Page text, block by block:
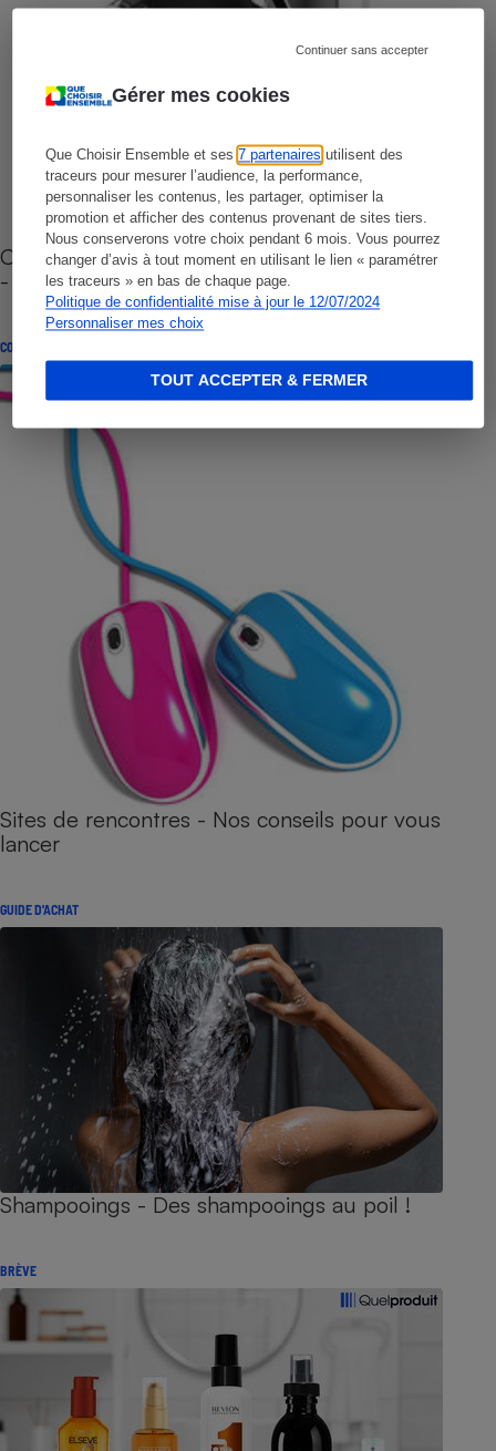
Gérer mes cookies
Que Choisir Ensemble et ses7 partenaires utilisent des
traceurs pour mesurer l’audience, la performance,
personnaliser les contenus, les partager, optimiser la
promotion et afficher des contenus provenant de sites tiers.
Nous conserverons votre choix pendant 6 mois. Vous pourrez
changer d’avis à tout moment en utilisant le lien « paramétrer
les traceurs » en bas de chaque page.
Politique de confidentialité mise à jour le 12/07/2024
Personnaliser mes choix
Continuer sans accepter
TOUT ACCEPTER & FERMER
Cafetière à capsules zéro déchet CoffeeB (vidéo)
- Premières impressions
CONSEILS
Sites de rencontres - Nos conseils pour vous
lancer
GUIDE D'ACHAT
Shampooings - Des shampooings au poil !
BRÈVE